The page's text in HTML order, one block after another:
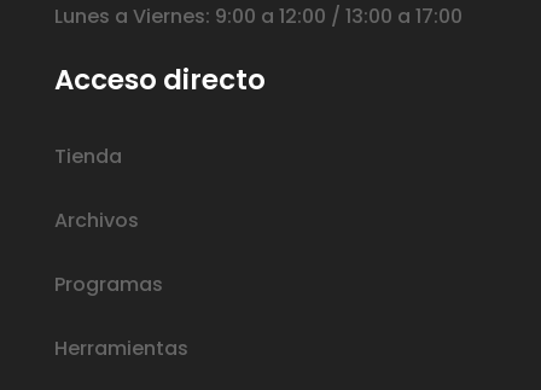
Lunes a Viernes: 9:00 a 12:00 / 13:00 a 17:00
Acceso directo
Tienda
Archivos
Programas
Herramientas